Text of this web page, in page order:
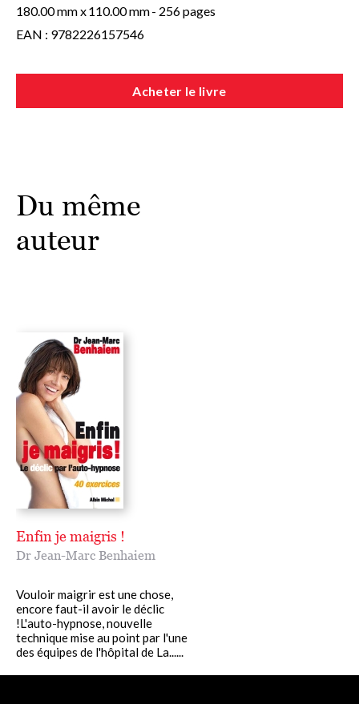
180.00 mm x110.00 mm- 256 pages
EAN : 9782226157546
Acheter le livre
Du même
auteur
Enfin je maigris !
Dr Jean-Marc Benhaiem
Vouloir maigrir est une chose,
encore faut-il avoir le déclic
!L'auto-hypnose, nouvelle
technique mise au point par l'une
des équipes de l'hôpital de La......